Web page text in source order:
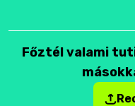
Főztél valami